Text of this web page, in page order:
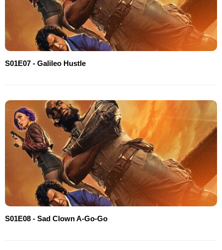
S01E07 - Galileo Hustle
S01E08 - Sad Clown A-Go-Go